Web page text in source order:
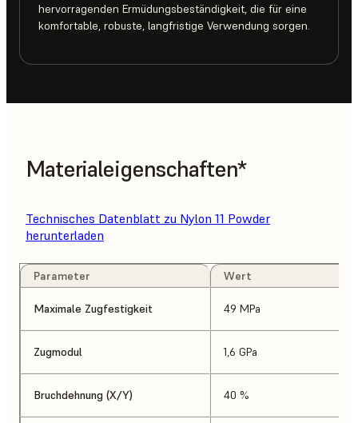
hervorragenden Ermüdungsbeständigkeit, die für eine
komfortable, robuste, langfristige Verwendung sorgen.
Materialeigenschaften*
Technisches Datenblatt zu Nylon 11 Powder
herunterladen
Parameter Wert
Maximale Zugfestigkeit 49 MPa
Zugmodul 1,6 GPa
Bruchdehnung (X/Y) 40 %